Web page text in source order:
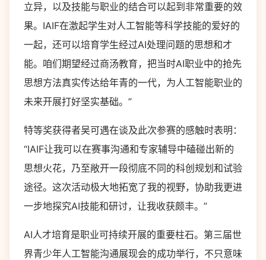
立异，以及技能与职业的结合可以起到非常重要的效
果。IAIF在激起学生对人工智能等科学技能的爱好的
一起，还可以培育学生经过AI处理问题的思想和才
能。咱们期望经过商汤教育，把当时AI职业中的抢先
思想方法真实传达给年青的一代，为人工智能职业的
未来开展打好坚实基础。”
特等奖获得者吴可遇在谈及此次参赛的感触时表明：
“IAIF让我可以在赛事沟通和专家辅导中磕碰出新的
思想火花，乃至敞开一段彻底不同的科创规划和试验
途径。这次活动极大地拓宽了我的视野，协助我更进
一步地探究AI技能和研讨，让我收获颇丰。”
AI人才培育是职业可持续开展的重要柱石。第三届世
界青少年人工智能沟通展现会的成功举行，不只意味